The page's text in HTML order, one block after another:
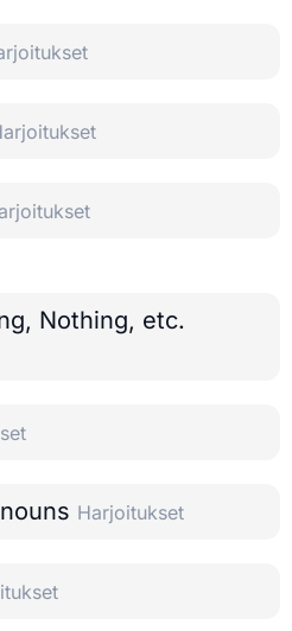
Nothing, etc.
Harjoitukset